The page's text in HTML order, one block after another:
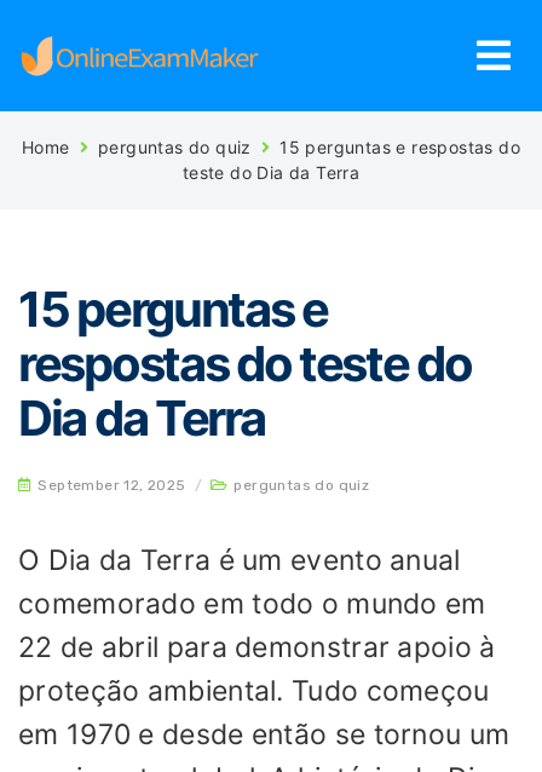
Home perguntas do quiz
15 perguntas e respostas do
teste do Dia da Terra
15 perguntas e
respostas do teste do
Dia da Terra
September 12, 2025 / perguntas do quiz
O Dia da Terra é um evento anual
comemorado em todo o mundo em
22 de abril para demonstrar apoio à
proteção ambiental. Tudo começou
em 1970 e desde então se tornou um